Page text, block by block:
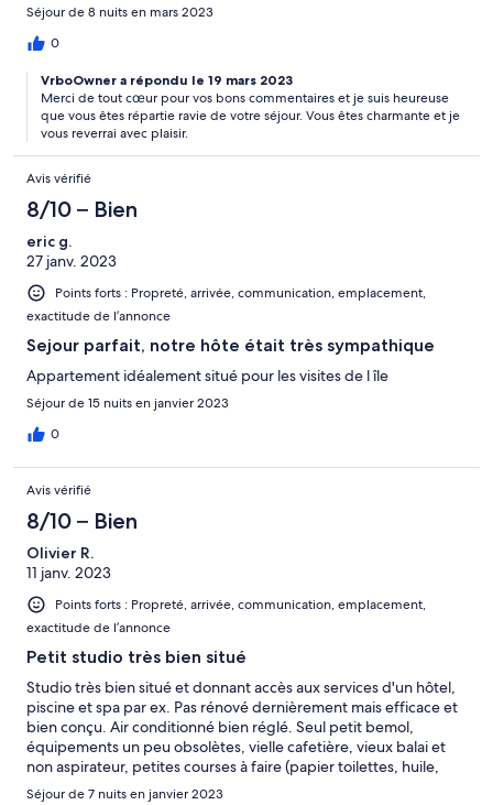
Séjour de 8 nuits en mars 2023
0
VrboOwner a répondu le 19 mars 2023
Merci de tout cœur pour vos bons commentaires et je suis heureuse
que vous êtes répartie ravie de votre séjour. Vous êtes charmante et je
vous reverrai avec plaisir.
Avis vérifié
8/10 – Bien
eric g.
27 janv. 2023
Points forts : Propreté, arrivée, communication, emplacement,
exactitude de l’annonce
Sejour parfait, notre hôte était très sympathique
Appartement idéalement situé pour les visites de l île
Séjour de 15 nuits en janvier 2023
0
Avis vérifié
8/10 – Bien
Olivier R.
11 janv. 2023
Points forts : Propreté, arrivée, communication, emplacement,
exactitude de l’annonce
Petit studio très bien situé
Studio très bien situé et donnant accès aux services d'un hôtel,
piscine et spa par ex. Pas rénové dernièrement mais efficace et
bien conçu. Air conditionné bien réglé. Seul petit bemol,
équipements un peu obsolètes, vielle cafetière, vieux balai et
non aspirateur, petites courses à faire (papier toilettes, huile,
vinaigre)
Séjour de 7 nuits en janvier 2023